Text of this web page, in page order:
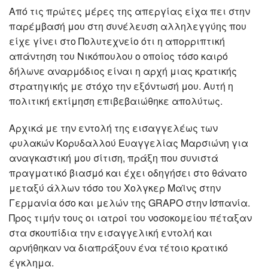
Από τις πρώτες μέρες της απεργίας είχα πει στην
παρέμβασή μου στη συνέλευση αλληλεγγύης που
είχε γίνει στο Πολυτεχνείο ότι η απορριπτική
απάντηση του Νικόπουλου ο οποίος τόσο καιρό
δήλωνε αναρμόδιος είναι η αρχή μιας κρατικής
στρατηγικής με στόχο την εξόντωσή μου. Αυτή η
πολιτική εκτίμηση επιβεβαιώθηκε απολύτως.
Αρχικά με την εντολή της εισαγγελέως των
φυλακών Κορυδαλλού Ευαγγελίας Μαρσιώνη για
αναγκαστική μου σίτιση, πράξη που συνιστά
πραγματικό βιασμό και έχει οδηγήσει στο θάνατο
μεταξύ άλλων τόσο του Xολγκερ Μαϊνς στην
Γερμανία όσο και μελών της GRAPO στην Ισπανία.
Προς τιμήν τους οι ιατροί του νοσοκομείου πέταξαν
στα σκουπίδια την εισαγγελική εντολή και
αρνήθηκαν να διαπράξουν ένα τέτοιο κρατικό
έγκλημα.